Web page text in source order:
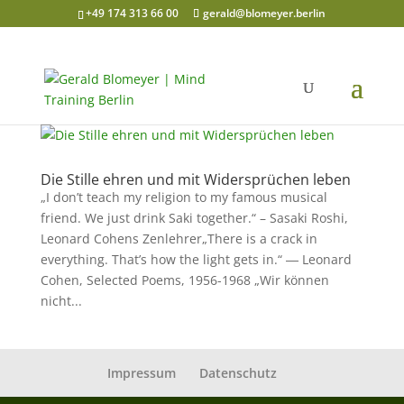
+49 174 313 66 00 gerald@blomeyer.berlin
Die Stille ehren und mit Widersprüchen leben
„I don’t teach my religion to my famous musical
friend. We just drink Saki together.“ – Sasaki Roshi,
Leonard Cohens Zenlehrer„There is a crack in
everything. That’s how the light gets in.“ ― Leonard
Cohen, Selected Poems, 1956-1968 „Wir können
nicht...
Impressum Datenschutz